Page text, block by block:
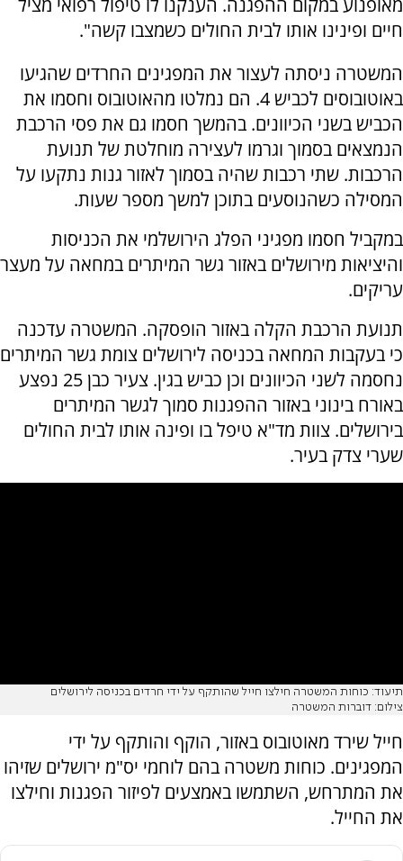
מאופנוע במקום ההפגנה. הענקנו לו טיפול רפואי מציל
חיים ופינינו אותו לבית החולים כשמצבו קשה".
המשטרה ניסתה לעצור את המפגינים החרדים שהגיעו
באוטובוסים לכביש 4. הם נמלטו מהאוטובוס וחסמו את
הכביש בשני הכיוונים. בהמשך חסמו גם את פסי הרכבת
הנמצאים בסמוך וגרמו לעצירה מוחלטת של תנועת
הרכבות. שתי רכבות שהיה בסמוך לאזור גנות נתקעו על
המסילה כשהנוסעים בתוכן למשך מספר שעות.
במקביל חסמו מפגיני הפלג הירושלמי את הכניסות
והיציאות מירושלים באזור גשר המיתרים במחאה על מעצר
עריקים.
תנועת הרכבת הקלה באזור הופסקה. המשטרה עדכנה
כי בעקבות המחאה בכניסה לירושלים צומת גשר המיתרים
נחסמה לשני הכיוונים​ וכן כביש בגין. צעיר כבן 25 נפצע
באורח בינוני באזור ההפגנות סמוך לגשר המיתרים
בירושלים. צוות מד"א טיפל בו ופינה אותו לבית החולים
שערי צדק בעיר.
תיעוד: כוחות המשטרה חילצו חייל שהותקף על ידי חרדים בכניסה לירושלים
צילום: דוברות המשטרה
חייל שירד מאוטובוס באזור, הוקף והותקף על ידי
המפגינים. כוחות משטרה בהם לוחמי יס"מ ירושלים שזיהו
את המתרחש, השתמשו באמצעים לפיזור הפגנות וחילצו
את החייל.